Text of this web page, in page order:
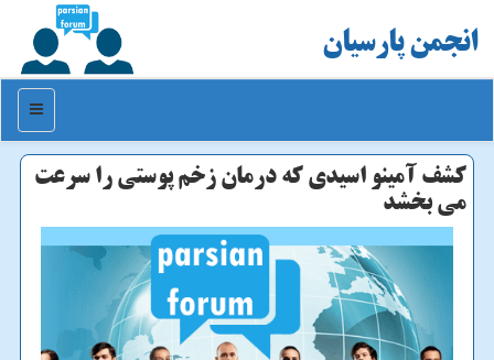
انجمن پارسیان
منو
کشف آمینو اسیدی که درمان زخم پوستی را سرعت
می بخشد